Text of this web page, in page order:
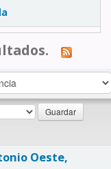
Oeste,